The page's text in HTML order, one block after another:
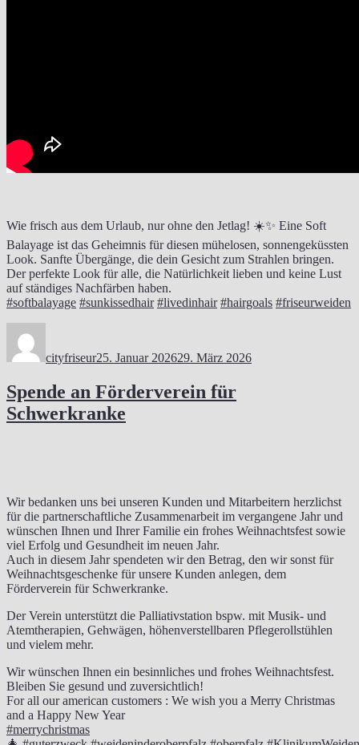
Wie frisch aus dem Urlaub, nur ohne den Jetlag! ☀️✨ Eine Soft
Balayage ist das Geheimnis für diesen mühelosen, sonnengeküssten
Look. Sanfte Übergänge, die dein Gesicht zum Strahlen bringen.
Der perfekte Look für alle, die Natürlichkeit lieben und keine Lust
auf ständiges Nachfärben haben.
#softbalayage #sunkissedhair #livedinhair #hairgoals #friseurweiden
cityfriseur25. Januar 202629. März 2026
Spende an Förderverein für
Schwerkranke
Wir bedanken uns bei unseren Kunden und Mitarbeitern herzlichst
für die partnerschaftliche Zusammenarbeit im vergangene Jahr und
wünschen Ihnen und Ihrer Familie ein frohes Weihnachtsfest sowie
viel Erfolg und Gesundheit im neuen Jahr.
Auch in diesem Jahr spendeten wir den Betrag, den wir sonst für
Weihnachtsgeschenke für unsere Kunden anlegen, dem
Förderverein für Schwerkranke.
Der Verein unterstützt die Palliativstation bspw. mit Musik- und
Atemtherapien, Gehwägen, höhenverstellbaren Pflegerollstühlen
und vielem mehr.
Wir wünschen Ihnen ein besinnliches und frohes Weihnachtsfest.
Bleiben Sie gesund und zuversichtlich!
For all our american customers : We wish you a Merry Christmas
and a Happy New Year
#merrychristmas